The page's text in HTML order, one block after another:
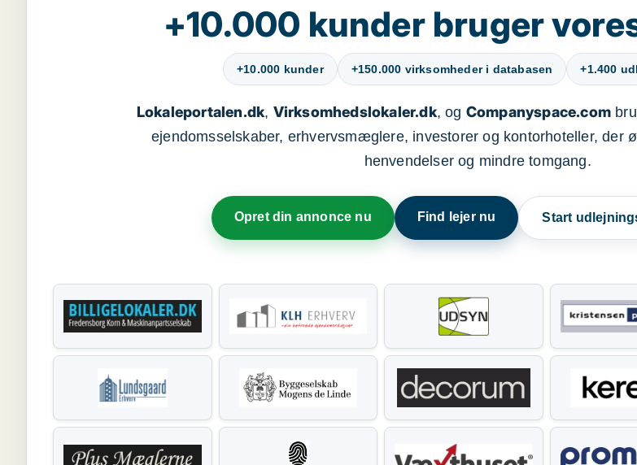
+10.000 kunder bruger
+10.000 kunder +150.000 virksomheder i databasen +1.400
Lokaleportalen.dk, Virksomhedslokaler.dk, og Companyspace.com
ejendomsselskaber, erhvervsmæglere, investorer og kontorhoteller, der
henvendelser og mindre tomgang.
Opret din annonce nu Find lejer nu Start